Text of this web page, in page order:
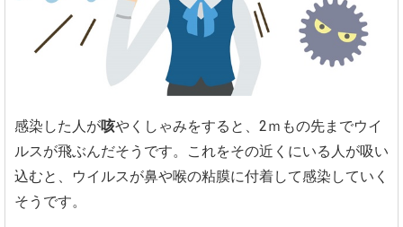
感染した人が咳やくしゃみをすると、2ｍもの先までウイ
ルスが飛ぶんだそうです。これをその近くにいる人が吸い
込むと、ウイルスが鼻や喉の粘膜に付着して感染していく
そうです。